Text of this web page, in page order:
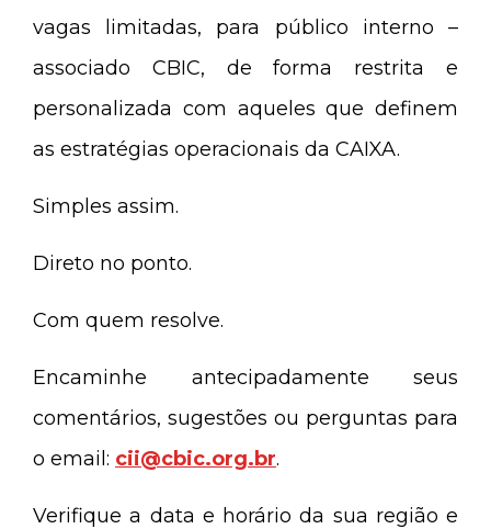
vagas limitadas, para público interno –
associado CBIC, de forma restrita e
personalizada com aqueles que definem
as estratégias operacionais da CAIXA.
Simples assim.
Direto no ponto.
Com quem resolve.
Encaminhe antecipadamente seus
comentários, sugestões ou perguntas para
o email: cii@cbic.org.br.
Verifique a data e horário da sua região e